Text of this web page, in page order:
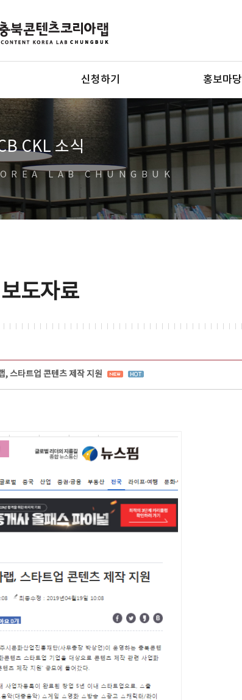
신청하기 홍보마당
CKL 소식
LAB CHUNGBUK
보도자료
, 스타트업 콘텐츠 제작 지원